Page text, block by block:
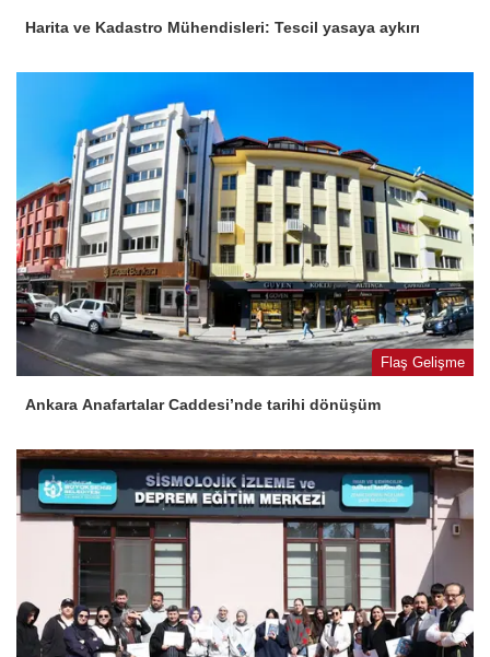
Harita ve Kadastro Mühendisleri: Tescil yasaya aykırı
Flaş Gelişme
Ankara Anafartalar Caddesi’nde tarihi dönüşüm